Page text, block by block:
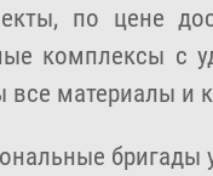
по цене
комплексы с
материалы
бригады